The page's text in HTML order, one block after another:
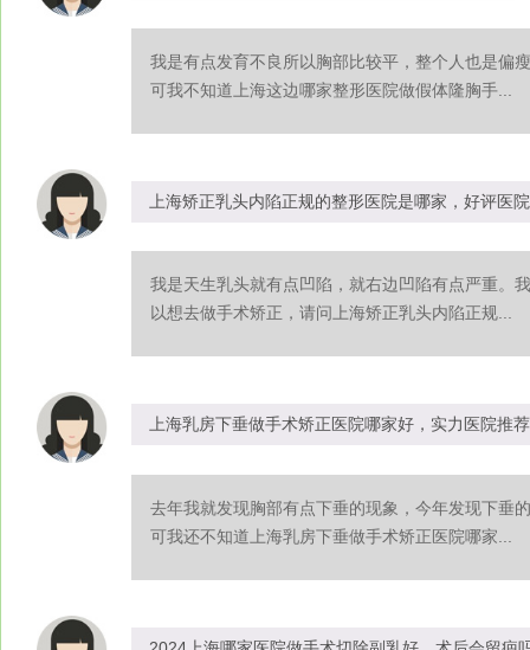
我是有点发育不良所以胸部比较平，整个人也是偏
可我不知道上海这边哪家整形医院做假体隆胸手...
上海矫正乳头内陷正规的整形医院是哪家，好评医
我是天生乳头就有点凹陷，就右边凹陷有点严重。
以想去做手术矫正，请问上海矫正乳头内陷正规...
上海乳房下垂做手术矫正医院哪家好，实力医院推荐
去年我就发现胸部有点下垂的现象，今年发现下垂
可我还不知道上海乳房下垂做手术矫正医院哪家...